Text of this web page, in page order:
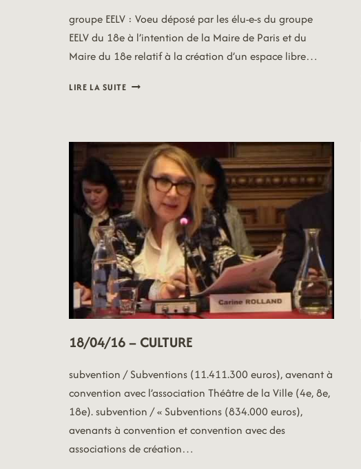
groupe EELV : Voeu déposé par les élu-e-s du groupe
EELV du 18e à l’intention de la Maire de Paris et du
Maire du 18e relatif à la création d’un espace libre…
LIRE LA SUITE18/04/16
18/04/16 – CULTURE
subvention / Subventions (11.411.300 euros), avenant à
convention avec l’association Théâtre de la Ville (4e, 8e,
18e). subvention / « Subventions (834.000 euros),
avenants à convention et convention avec des
associations de création…